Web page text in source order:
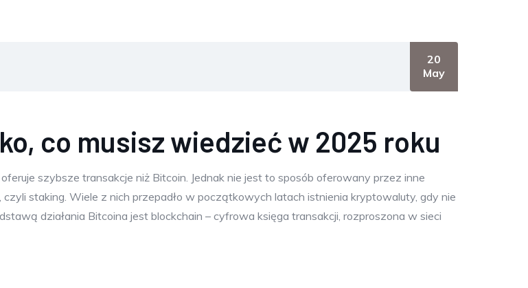
20
May
co musisz wiedzieć w 2025 roku
szybsze transakcje niż Bitcoin. Jednak nie jest to sposób oferowany przez inne
staking. Wiele z nich przepadło w początkowych latach istnienia kryptowaluty, gdy nie
działania Bitcoina jest blockchain – cyfrowa księga transakcji, rozproszona w sieci